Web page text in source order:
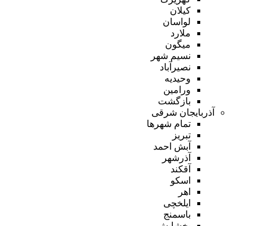
کیلان
لواسان
ملارد
میگون
نسیم شهر
نصیرآباد
وحیدیه
ورامین
بازگشت
آذربایجان شرقی
تمام شهر‌ها
تبریز
آبش احمد
آذرشهر
آقکند
اسکو
اهر
ایلخچی
باسمنج